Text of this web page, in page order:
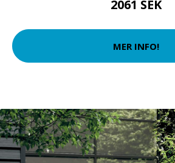
2061 SEK
MER INFO!